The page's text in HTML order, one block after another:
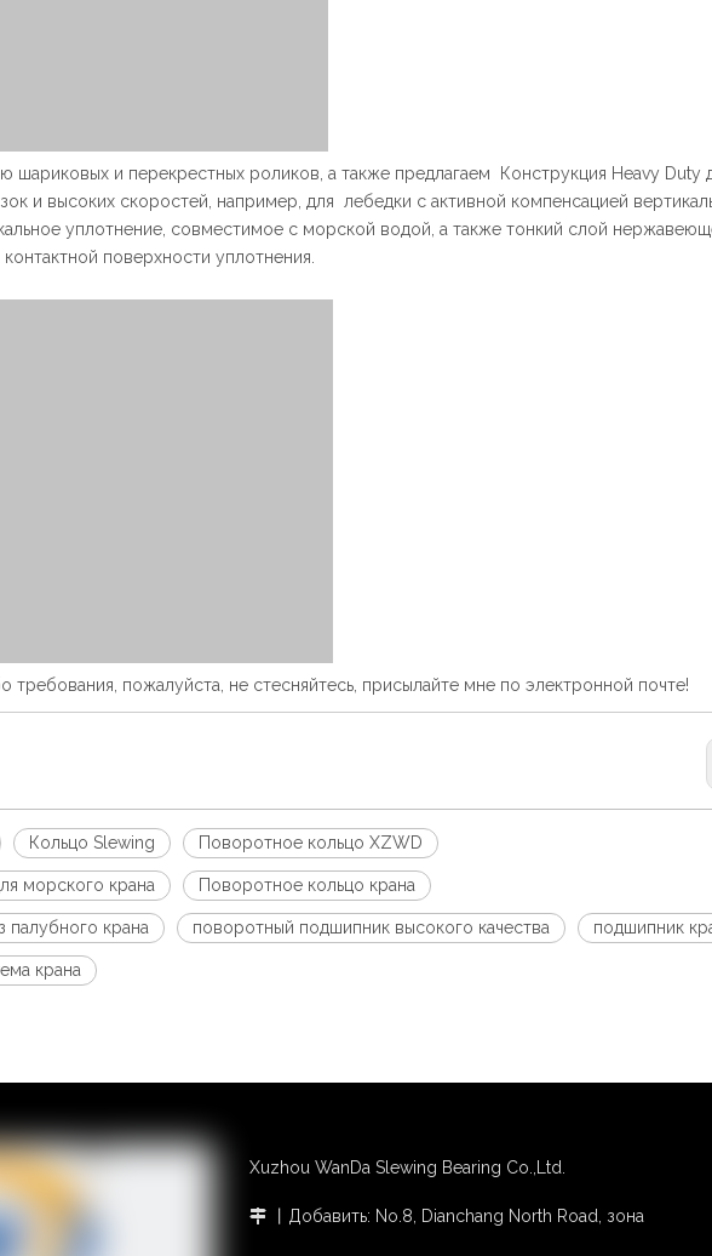
шариковых и перекрестных роликов, а также предлагаем Конструкция Heavy Duty
и высоких скоростей, например, для лебедки с активной компенсацией
уплотнение, совместимое с морской водой, а также тонкий слой
поверхности уплотнения.
требования, пожалуйста, не стесняйтесь, присылайте мне по электронной почте!
Кольцо Slewing Поворотное кольцо XZWD
морского крана Поворотное кольцо крана
палубного крана поворотный подшипник высокого качества подшипник
крана
Xuzhou WanDa Slewing Bearing Co.,Ltd.
 丨Добавить: No.8, Dianchang North Road, зона